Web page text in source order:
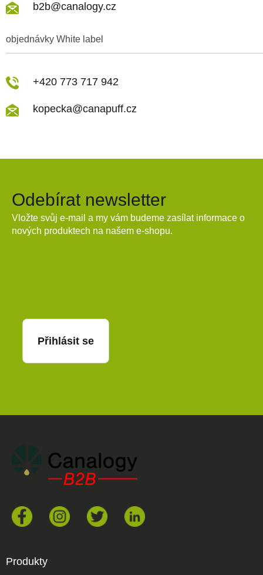
objednávky White label
b2b@canalogy.cz
+420 773 717 942
kopecka@canapuff.cz
Odebírat newsletter
Vložte svůj e-mail a my vám budeme zasílat informace o
nových produktech na našem e-shopu.
Přihlásit se
Produkty